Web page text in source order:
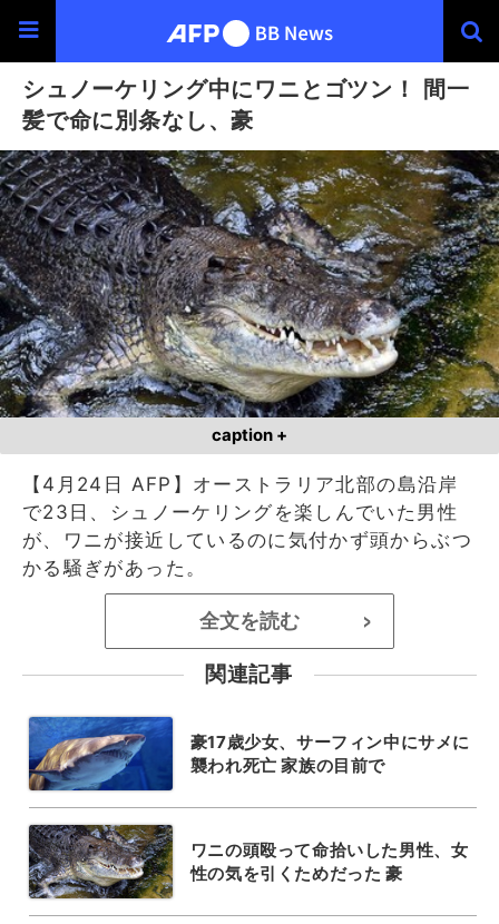
シュノーケリング中にワニとゴツン！ 間一
髪で命に別条なし、豪
caption +
【4月24日 AFP】オーストラリア北部の島沿岸
で23日、シュノーケリングを楽しんでいた男性
が、ワニが接近しているのに気付かず頭からぶつ
かる騒ぎがあった。
全文を読む >
関連記事
豪17歳少女、サーフィン中にサメに
襲われ死亡 家族の目前で
ワニの頭殴って命拾いした男性、女
性の気を引くためだった 豪